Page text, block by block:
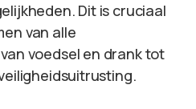
Dit is cruciaal
van alle
voedsel en drank tot